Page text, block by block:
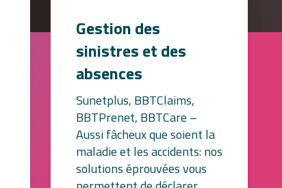
Gestion des
sinistres et des
absences
Sunetplus, BBTClaims,
BBTPrenet, BBTCare –
Aussi fâcheux que soient la
maladie et les accidents: nos
solutions éprouvées vous